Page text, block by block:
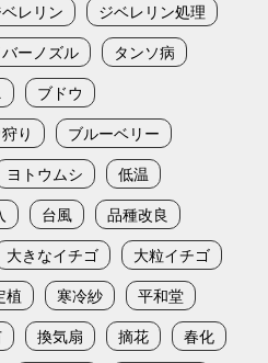
レリン
ジベレリン処理
ーノズル
タンソ病
ブドウ
り
ブルーベリー
ヨトウムシ
低温
台風
品種改良
大きなイチゴ
大粒イチゴ
植 寒冷紗
平和堂
換気扇 摘花
春化